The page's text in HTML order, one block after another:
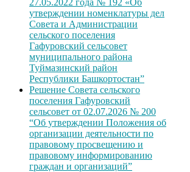
утверждении номенклатуры дел
Совета и Администрации
сельского поселения
Гафуровский сельсовет
муниципального района
Туймазинский район
Республики Башкортостан”
Решение Совета сельского
поселения Гафуровский
сельсовет от 02.07.2026 № 200
“Об утверждении Положения об
организации деятельности по
правовому просвещению и
правовому информированию
граждан и организаций”